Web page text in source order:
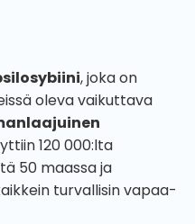
, joka on
oleva vaikuttava
120 000:lta
50 maassa ja
turvallisin vapaa-